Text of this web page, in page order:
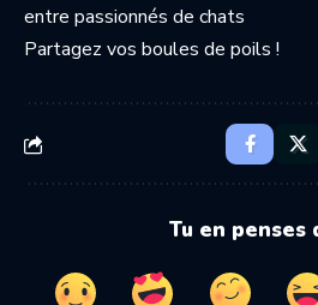
entre passionnés de chats
Partagez vos boules de poils !
Tu en penses